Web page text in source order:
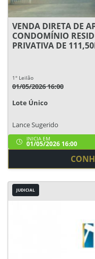
VENDA DIRETA DE
CONDOMÍNIO
PRIVATIVA DE
1° Leilão
01/05/2026 16:00
Lote Único
Lance Sugerido
INICIA EM
01/05/2026 16:00
JUDICIAL